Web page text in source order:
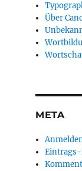
Über
META
Eintrags-